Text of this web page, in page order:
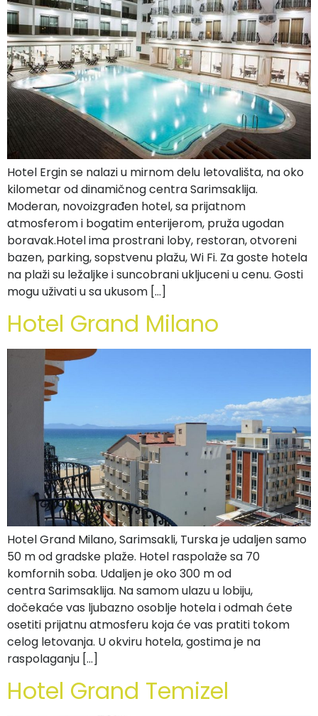
Hotel Ergin se nalazi u mirnom delu letovališta, na oko
kilometar od dinamičnog centra Sarimsaklija.
Moderan, novoizgrađen hotel, sa prijatnom
atmosferom i bogatim enterijerom, pruža ugodan
boravak.Hotel ima prostrani loby, restoran, otvoreni
bazen, parking, sopstvenu plažu, Wi Fi. Za goste hotela
na plaži su ležaljke i suncobrani ukljuceni u cenu. Gosti
mogu uživati u sa ukusom […]
Hotel Grand Milano
Hotel Grand Milano, Sarimsakli, Turska je udaljen samo
50 m od gradske plaže. Hotel raspolaže sa 70
komfornih soba. Udaljen je oko 300 m od
centra Sarimsaklija. Na samom ulazu u lobiju,
dočekaće vas ljubazno osoblje hotela i odmah ćete
osetiti prijatnu atmosferu koja će vas pratiti tokom
celog letovanja. U okviru hotela, gostima je na
raspolaganju […]
Hotel Grand Temizel